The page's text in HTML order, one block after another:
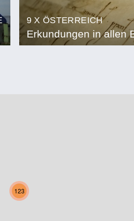
9 X ÖSTERREICH
Erkundungen in allen
123